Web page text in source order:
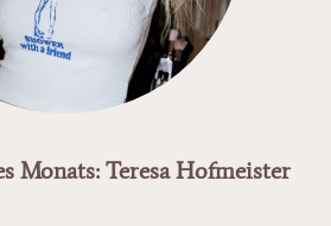
Monats: Teresa Hofmeister